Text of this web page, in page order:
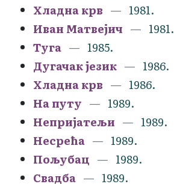
Хладна крв
1981.
Иван Матвејич
1981.
Туга
1985.
Дугачак језик
1986.
Хладна крв
1986.
На путу
1989.
Непријатељи
1989.
Несрећа
1989.
Пољубац
1989.
Свадба
1989.